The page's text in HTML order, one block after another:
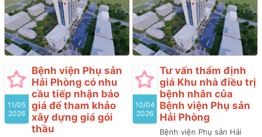
thầu tham gia gói thầu:
Mua sắm Vắc xin (gồm 03
lô) thuộc kế hoạch lựa
chọn nhà thầu cung cấp
thuốc của Bệnh viện Phụ
sản năm 2026 (lần 8)
Bệnh viện Phụ sản Hải
Phòng thông báo kết quả
xét chọn như sau:
11/05
2026
Bệnh viện Phụ sản
Hải Phòng có nhu
cầu tiếp nhận báo
giá để tham khảo
xây dựng giá gói
thầu
10/04
2026
Tư vấn thẩm định
giá Khu nhà điều trị
bệnh nhân của
Bệnh viện Phụ sản
Hải Phòng
Bệnh viện Phụ sản Hải